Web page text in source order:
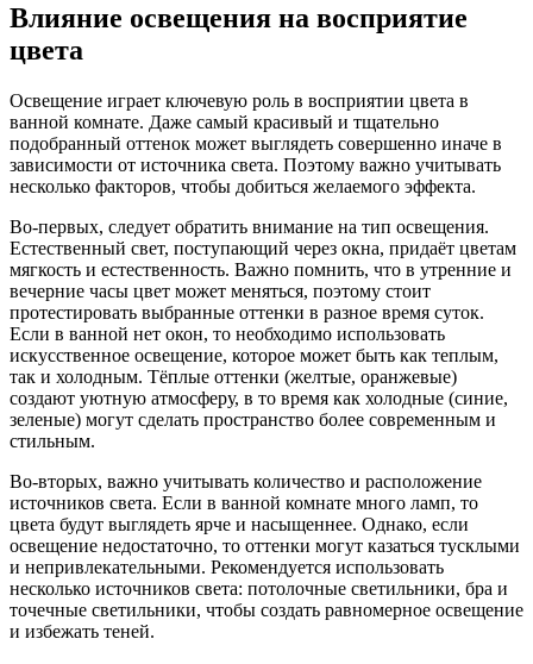
Влияние освещения на восприятие
цвета
Освещение играет ключевую роль в восприятии цвета в
ванной комнате. Даже самый красивый и тщательно
подобранный оттенок может выглядеть совершенно иначе в
зависимости от источника света. Поэтому важно учитывать
несколько факторов, чтобы добиться желаемого эффекта.
Во-первых, следует обратить внимание на тип освещения.
Естественный свет, поступающий через окна, придаёт цветам
мягкость и естественность. Важно помнить, что в утренние и
вечерние часы цвет может меняться, поэтому стоит
протестировать выбранные оттенки в разное время суток.
Если в ванной нет окон, то необходимо использовать
искусственное освещение, которое может быть как теплым,
так и холодным. Тёплые оттенки (желтые, оранжевые)
создают уютную атмосферу, в то время как холодные (синие,
зеленые) могут сделать пространство более современным и
стильным.
Во-вторых, важно учитывать количество и расположение
источников света. Если в ванной комнате много ламп, то
цвета будут выглядеть ярче и насыщеннее. Однако, если
освещение недостаточно, то оттенки могут казаться тусклыми
и непривлекательными. Рекомендуется использовать
несколько источников света: потолочные светильники, бра и
точечные светильники, чтобы создать равномерное освещение
и избежать теней.